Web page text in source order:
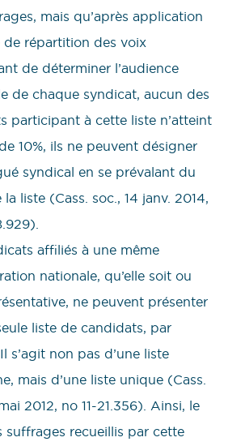
mais qu’après application
de répartition des voix
de déterminer l’audience
de chaque syndicat, aucun des
participant à cette liste n’atteint
10%, ils ne peuvent désigner
syndical en se prévalant du
liste (Cass. soc., 14 janv. 2014,
affiliés à une même
nationale, qu’elle soit ou
ne peuvent présenter
liste de candidats, par
s’agit non pas d’une liste
mais d’une liste unique (Cass.
2012, no 11-21.356). Ainsi, le
suffrages recueillis par cette